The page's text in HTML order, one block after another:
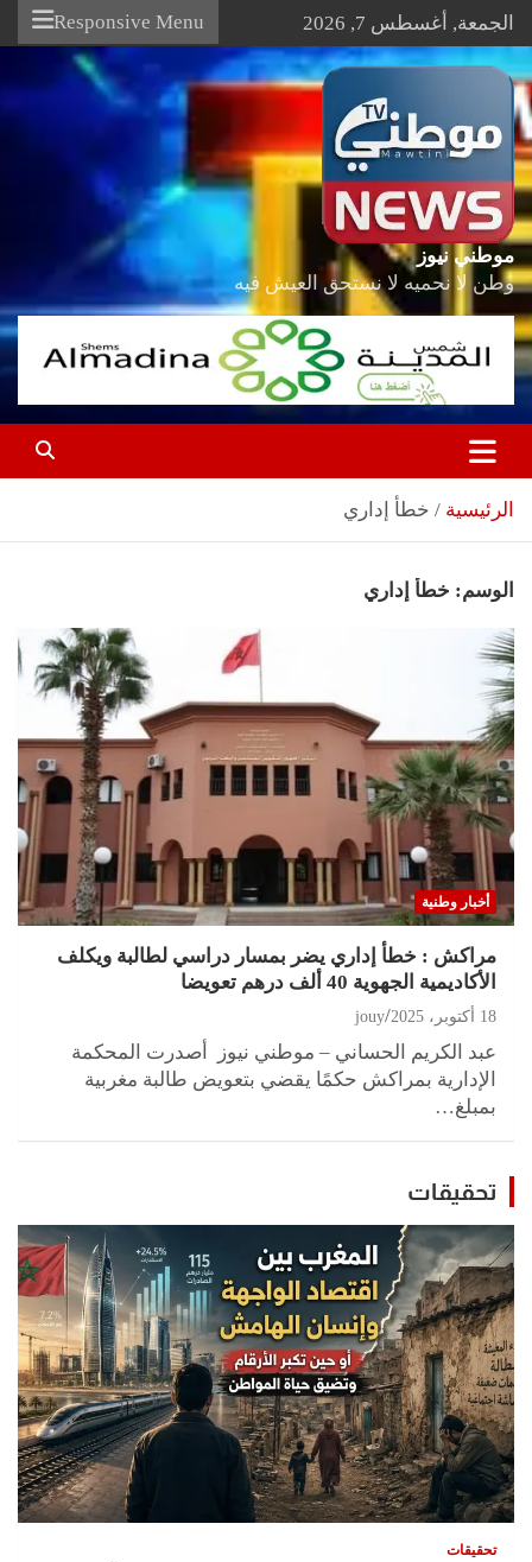
Skip
content
الجمعة, أغسطس 7, 2026 Responsive Menu
موطني نيوز
وطن لا نحميه لا نستحق العيش فيه
الرئيسية خطأ إداري
الوسم: خطأ إداري
أخبار وطنية
مراكش : خطأ إداري يضر بمسار دراسي لطالبة ويكلف
الأكاديمية الجهوية 40 ألف درهم تعويضا
18 أكتوبر، 2025 jouy
عبد الكريم الحساني – موطني نيوز أصدرت المحكمة
الإدارية بمراكش حكمًا يقضي بتعويض طالبة مغربية
بمبلغ…
تحقيقات
تحقيقات